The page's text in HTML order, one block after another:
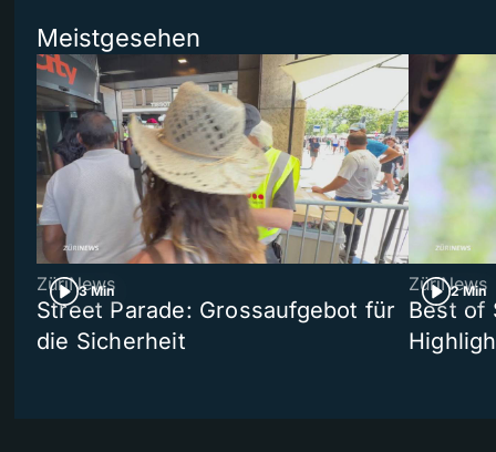
Meistgesehen
3 Min
ZüriNews
Street Parade: Grossaufgebot für
die Sicherheit
2 Min
ZüriNews
Best of